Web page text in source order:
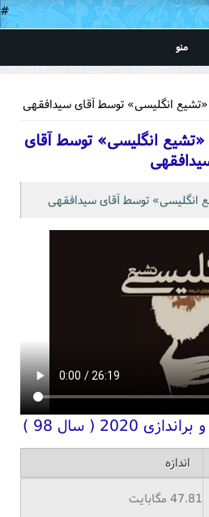
#
منو
«تشیع انگلیسی» توسط آقای سیدافقهی
«تشیع انگلیسی» توسط آقای
انگلیسی» توسط آقای سیدافقهی
2020 ( سال 98 )
اندازه
47.81 مگابایت